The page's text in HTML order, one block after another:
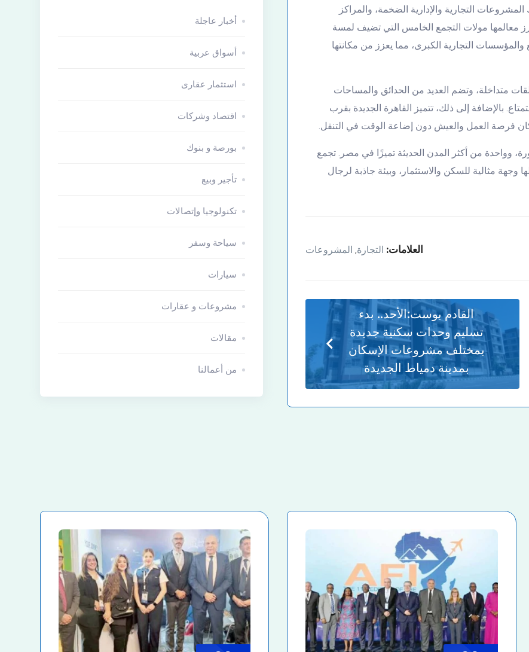
التجارية والإدارية الضخمة، والمراكز
معالمها مولات التجمع الخامس التي تضيف لمسة
التجارية الكبرى، مما يعزز من مكانتها
متداخلة، وتضم العديد من الحدائق والمساحات
بالإضافة إلى ذلك، تتميز القاهرة الجديدة بقرب
فرصة العمل والعيش دون إضاعة الوقت في التنقل.
وواحدة من أكثر المدن الحديثة تميزًا في مصر. تجمع
وجهة مثالية للسكن والاستثمار، وبيئة جاذبة لرجال
العلامات: التجارة, المشروعات
القادم بوست:الأحد.. بدء
تسليم وحدات سكنية جديدة
بمختلف مشروعات الإسكان
بمدينة دمياط الجديدة
أخبار عاجلة
أسواق عربية
استثمار عقارى
اقتصاد وشركات
بورصة و بنوك
تأجير وبيع
تكنولوجيا وإتصالات
سياحة وسفر
سيارات
مشروعات و عقارات
مقالات
من أعمالنا